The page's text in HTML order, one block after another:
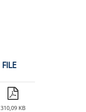
FILE
310,09 KB